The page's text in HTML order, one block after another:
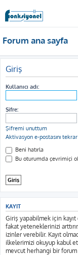
Forum ana sayfa
Giriş
Kullanıcı adı:
Şifre:
Şifremi unuttum
Aktivasyon e-postasını
Beni hatırla
Bu oturumda çevrimiçi
KAYIT
Giriş yapabilmek için kayıt
fakat yeteneklerinizi
izinler verebilir. Kayıt
ilkelerimizi okuyup kabul
mevcut herhangi bir forum